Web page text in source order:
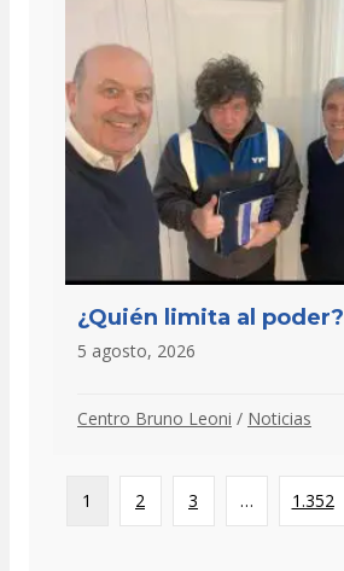
¿Quién limita al poder?
5 agosto, 2026
Centro Bruno Leoni / Noticias
1 2 3 … 1.352